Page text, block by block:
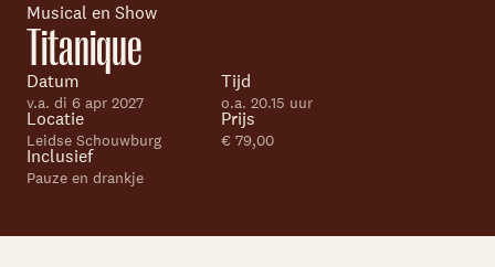
Musical en Show
Titanique
Datum
v.a. di 6 apr 2027
Tijd
o.a. 20.15 uur
Locatie
Leidse Schouwburg
Prijs
€ 79,00
Inclusief
Pauze en drankje